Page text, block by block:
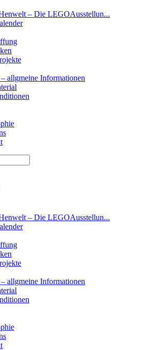
– Die LEGOAusstellun...
allgmeine Informationen
– Die LEGOAusstellun...
allgmeine Informationen